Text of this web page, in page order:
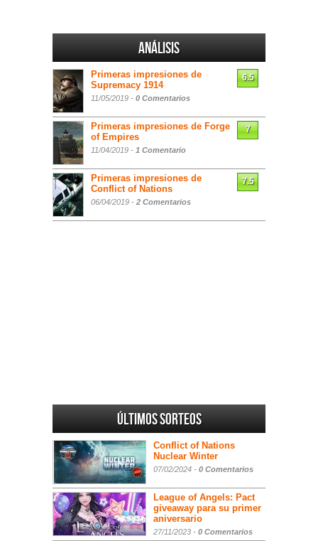
Análisis
Primeras impresiones de
Supremacy 1914
11/05/2019 - 0 Comentarios
6.5
Primeras impresiones de Forge
of Empires
11/04/2019 - 1 Comentario
7
Primeras impresiones de
Conflict of Nations
06/04/2019 - 2 Comentarios
7.5
Últimos sorteos
Conflict of Nations
Nuclear Winter
07/02/2024 - 0 Comentarios
League of Angels: Pact
giveaway para su primer
aniversario
27/11/2023 - 0 Comentarios